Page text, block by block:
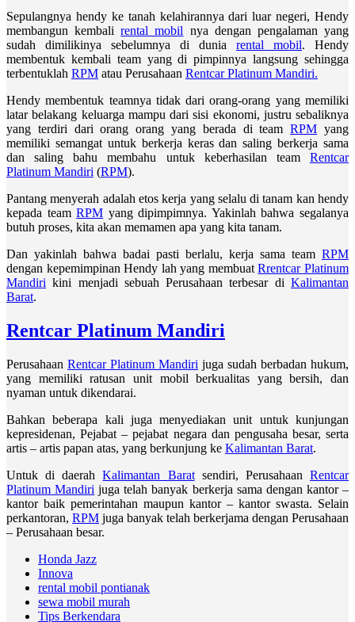
Sepulangnya hendy ke tanah kelahirannya dari luar negeri, Hendy
membangun kembalirental mobil nya dengan pengalaman yang
sudah dimilikinya sebelumnya di dunia rental mobil. Hendy
membentuk kembali team yang di pimpinnya langsung sehingga
terbentuklah RPM atau Perusahaan Rentcar Platinum Mandiri.
Hendy membentuk teamnya tidak dari orang-orang yang memiliki
latar belakang keluarga mampu dari sisi ekonomi, justru sebaliknya
yang terdiri dari orang orang yang berada di teamRPM yang
memiliki semangat untuk berkerja keras dan saling berkerja sama
dan saling bahu membahu untuk keberhasilan team Rentcar
Platinum Mandiri (RPM).
Pantang menyerah adalah etos kerja yang selalu di tanam kan hendy
kepada teamRPM yang dipimpimnya. Yakinlah bahwa segalanya
butuh proses, kita akan memamen apa yang kita tanam.
Dan yakinlah bahwa badai pasti berlalu, kerja sama team RPM
dengan kepemimpinan Hendy lah yang membuatRrentcar Platinum
Mandiri kini menjadi sebuah Perusahaan terbesar di Kalimantan
Barat.
Rentcar Platinum Mandiri
Perusahaan Rentcar Platinum Mandiri juga sudah berbadan hukum,
yang memiliki ratusan unit mobil berkualitas yang bersih, dan
nyaman untuk dikendarai.
Bahkan beberapa kali juga menyediakan unit untuk kunjungan
kepresidenan, Pejabat – pejabat negara dan pengusaha besar, serta
artis – artis papan atas, yang berkunjung ke Kalimantan Barat.
Untuk di daerahKalimantan Baratsendiri, PerusahaanRentcar
Platinum Mandiri juga telah banyak berkerja sama dengan kantor –
kantor baik pemerintahan maupun kantor – kantor swasta. Selain
perkantoran, RPM juga banyak telah berkerjama dengan Perusahaan
– Perusahaan besar.
Honda Jazz
Innova
rental mobil pontianak
sewa mobil murah
Tips Berkendara